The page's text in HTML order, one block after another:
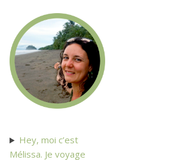
Hey, moi c’est
Mélissa. Je voyage